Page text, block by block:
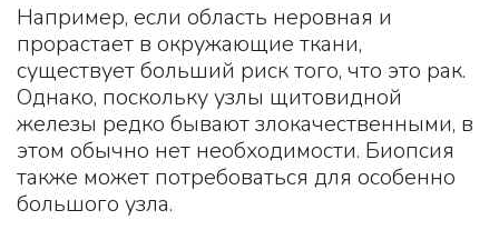
Например, если область неровная и
прорастает в окружающие ткани,
существует больший риск того, что это рак.
Однако, поскольку узлы щитовидной
железы редко бывают злокачественными, в
этом обычно нет необходимости. Биопсия
также может потребоваться для особенно
большого узла.